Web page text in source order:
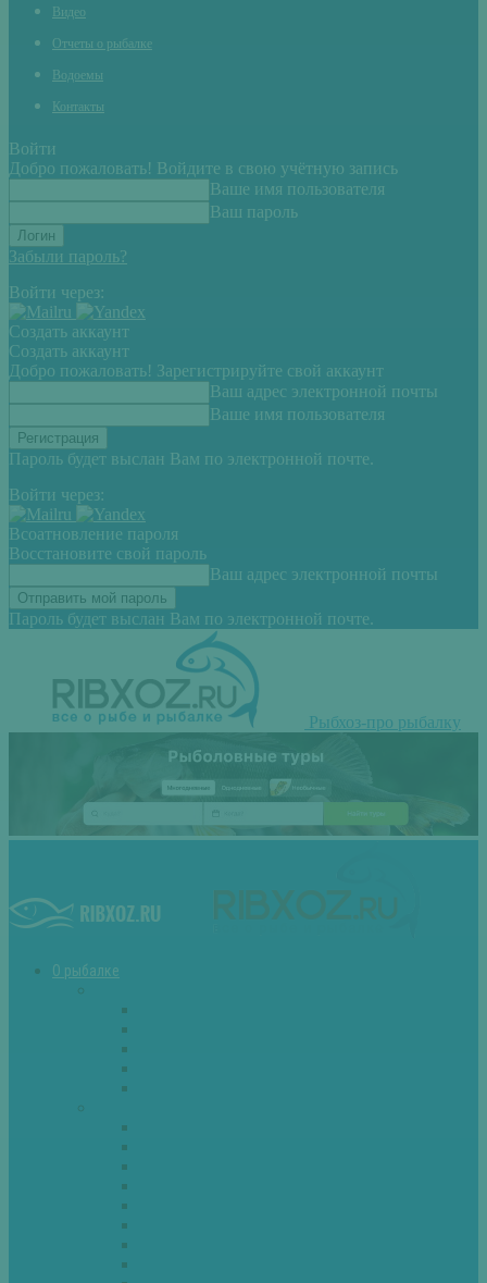
Видео
Отчеты о рыбалке
Водоемы
Контакты
Войти
Добро пожаловать! Войдите в свою учётную запись
Ваше имя пользователя
Ваш пароль
Забыли пароль?
Войти через:
Создать аккаунт
Создать аккаунт
Добро пожаловать! Зарегистрируйте свой аккаунт
Ваш адрес электронной почты
Ваше имя пользователя
Пароль будет выслан Вам по электронной почте.
Войти через:
Всоатновление пароля
Восстановите свой пароль
Ваш адрес электронной почты
Пароль будет выслан Вам по электронной почте.
Рыбхоз-про рыбалку
О рыбалке